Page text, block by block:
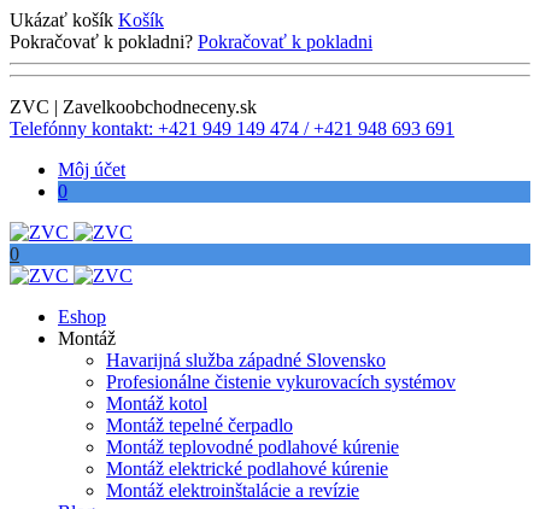
Ukázať košík Košík
Pokračovať k pokladni? Pokračovať k pokladni
ZVC | Zavelkoobchodneceny.sk
Telefónny kontakt: +421 949 149 474 / +421 948 693 691
Môj účet
0
0
Eshop
Montáž
Havarijná služba západné Slovensko
Profesionálne čistenie vykurovacích systémov
Montáž kotol
Montáž tepelné čerpadlo
Montáž teplovodné podlahové kúrenie
Montáž elektrické podlahové kúrenie
Montáž elektroinštalácie a revízie